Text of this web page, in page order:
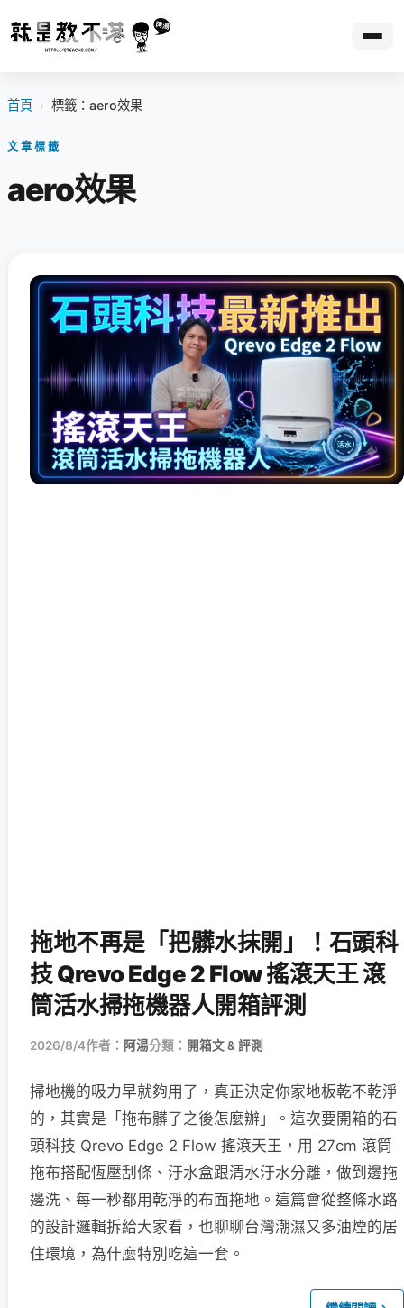
首頁 › 標籤：aero效果
文章標籤
aero效果
拖地不再是「把髒水抹開」！石頭科
技 Qrevo Edge 2 Flow 搖滾天王 滾
筒活水掃拖機器人開箱評測
2026/8/4作者： 阿湯分類： 開箱文 & 評測
掃地機的吸力早就夠用了，真正決定你家地板乾不乾淨
的，其實是「拖布髒了之後怎麼辦」。這次要開箱的石
頭科技 Qrevo Edge 2 Flow 搖滾天王，用 27cm 滾筒
拖布搭配恆壓刮條、汙水盒跟清水汙水分離，做到邊拖
邊洗、每一秒都用乾淨的布面拖地。這篇會從整條水路
的設計邏輯拆給大家看，也聊聊台灣潮濕又多油煙的居
住環境，為什麼特別吃這一套。